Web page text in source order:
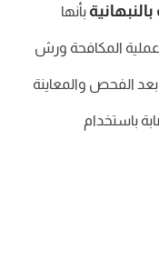
بأنها
المكافحة ورش
الفحص والمعاينة
باستخدام